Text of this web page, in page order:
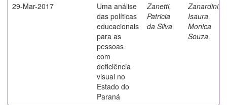
29-Mar-2017
Uma análise
das políticas
educacionais
para as
pessoas
com
deficiência
visual no
Estado do
Paraná
Zanetti,
Patricia
da Silva
Zanardini,
Isaura
Monica
Souza